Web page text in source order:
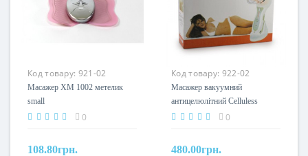
Код товару: 921-02
Масажер XM 1002 метелик
small
0
108.80грн.
Код товару: 922-02
Масажер вакуумний
антицелюлітний Celluless
0
480.00грн.